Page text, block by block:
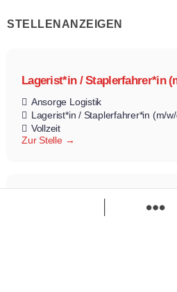
STELLENANZEIGEN
Lagerist*in / Staplerfahrer*in
Ansorge Logistik
Lagerist*in / Staplerfahrer*in (m/
Vollzeit
Zur Stelle
Bundesfreiwilligendienst